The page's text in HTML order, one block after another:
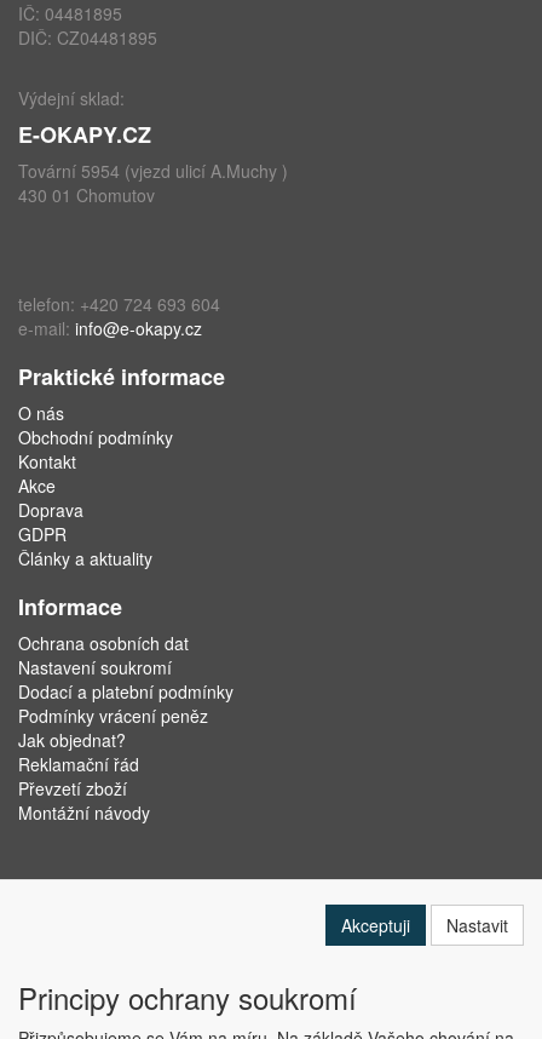
IČ: 04481895
DIČ: CZ04481895
Výdejní sklad:
E-OKAPY.CZ
Tovární 5954 (vjezd ulicí A.Muchy )
430 01 Chomutov
telefon: +420 724 693 604
e-mail: info@e-okapy.cz
Praktické informace
O nás
Obchodní podmínky
Kontakt
Akce
Doprava
GDPR
Články a aktuality
Informace
Ochrana osobních dat
Nastavení soukromí
Dodací a platební podmínky
Podmínky vrácení peněz
Jak objednat?
Reklamační řád
Převzetí zboží
Montážní návody
Akceptuji Nastavit
Principy ochrany soukromí